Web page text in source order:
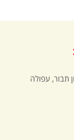
תבור, עפולה